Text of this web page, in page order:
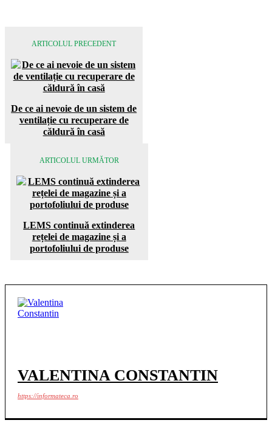
ARTICOLUL PRECEDENT
De ce ai nevoie de un sistem de
ventilație cu recuperare de
căldură în casă
ARTICOLUL URMĂTOR
LEMS continuă extinderea
rețelei de magazine și a
portofoliului de produse
VALENTINA CONSTANTIN
https://informateca.ro